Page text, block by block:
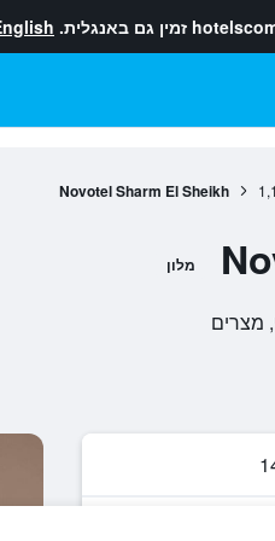
זמין גם באנגלית.
Novotel Sharm El Sheikh
מלון